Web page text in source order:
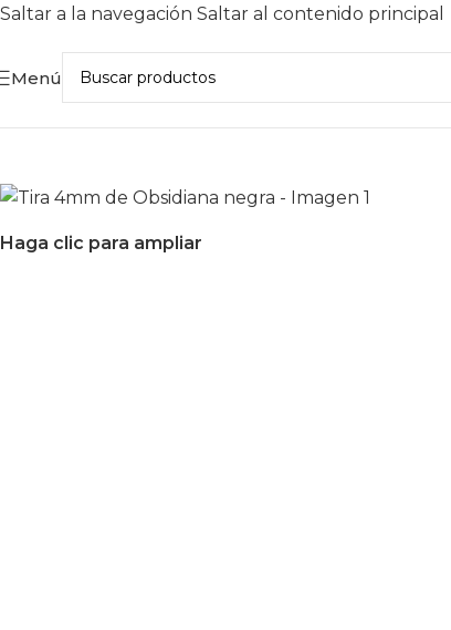
Saltar a la navegación Saltar al contenido principal
Menú
Haga clic para ampliar